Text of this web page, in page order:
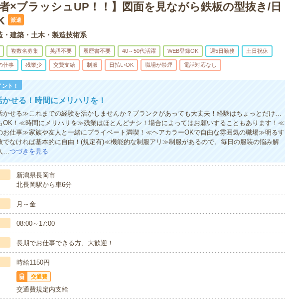
者×ブラッシュUP！！】図面を見ながら鉄板の型抜き/日
派遣
・建築・土木・製造技術系
複数名募集 英語不要 履歴書不要 40～50代活躍 WEB登録OK 週5日勤務 土日祝休
仕事 残業少 交費支給 制服 日払いOK 職場が禁煙 電話対応なし
ト！
せる！時間にメリハリを！
せる≫これまでの経験を活かしませんか？ブランクがあっても大丈夫！経験はちょっとだけ…
OK！≪時間にメリハリを≫残業はほとんどナシ！場合によってはお願いすることもあります！≪
お仕事≫家族や友人と一緒にプライベート満喫！≪ヘアカラーOKで自由な雰囲気の職場≫明るす
でなければ基本的に自由！(規定有)≪機能的な制服アリ≫制服があるので、毎日の服装の悩み解
…つづきを見る
新潟県長岡市
北長岡駅から車6分
月～金
08:00～17:00
長期でお仕事できる方、大歓迎！
時給1150円
交通費
交通費規定内支給